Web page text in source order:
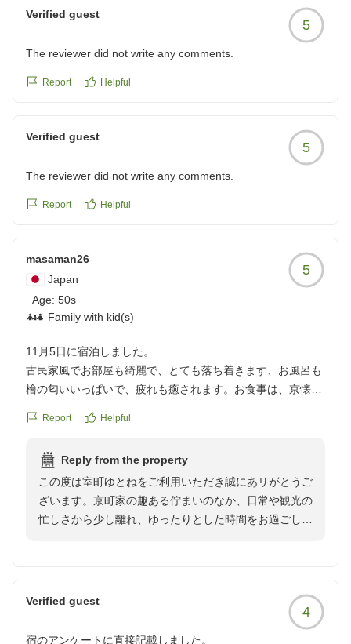
申し上げております。
Verified guest
5
The reviewer did not write any comments.
Report Helpful
Verified guest
5
The reviewer did not write any comments.
Report Helpful
masaman26
Japan
Age: 50s
Family with kid(s)
5
11月5日に宿泊しました。
古民家風でお部屋も綺麗で、とても落ち着きます、お風呂も
檜の匂いいっぱいで、疲れも癒されます。お食事は、京懐石
スタッフの方もとても親切で本当に癒されました、ありがと
Report Helpful
Reply from the property
この度は室町ゆとねをご利用いただき誠にあリがとうご
ざいます。京町家の趣ある佇まいのなか、日常や観光の
忙しさから少し離れ、ゆったりとした時間をお過ごしい
葉をいただきありがとうございます。素敵なご旅行のお
手伝いができておりましたら幸いでございます。改めま
して、この度はご利用いただきありがとうございます。
Verified guest
4
宿のアンケートに直接記載しました。